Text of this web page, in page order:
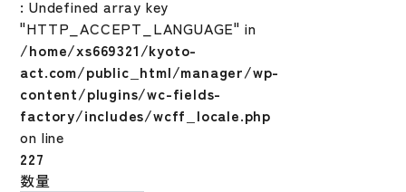
数量
野
: Undefined array key
"HTTP_ACCEPT_LANGUAGE" in
/home/xs669321/kyoto-
act.com/public_html/manager/wp-
content/plugins/wc-fields-
factory/includes/wcff_locale.php
on line
227